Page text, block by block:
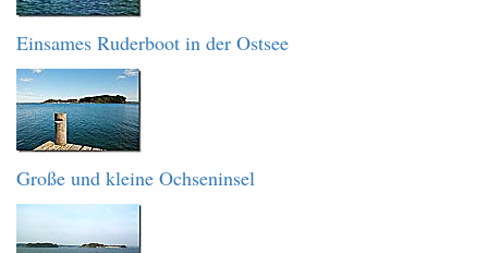
Einsames Ruderboot in der Ostsee
Große und kleine Ochseninsel